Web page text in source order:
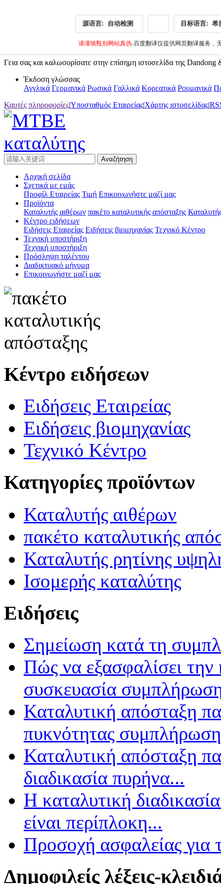
源语言: 自动检测 目标语言: 希
请谨慎甄别网站真伪-百度翻译仅提供网页翻译服务，